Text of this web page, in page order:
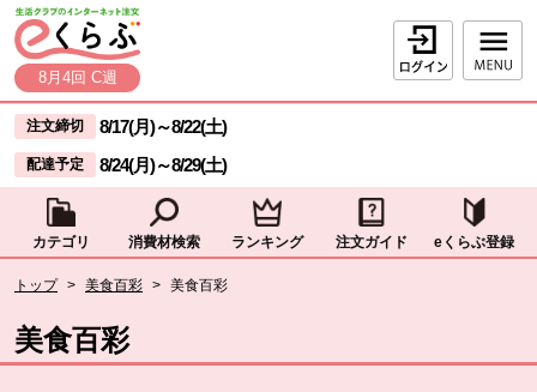
ページの先頭です。
本文へジャンプする。
8月4回 C週
ログイン
ここからサイト内共通メニューです。
サイト内共通メニューをスキップする
注文締切 8/17(月)～8/22(土)
配達予定 8/24(月)～8/29(土)
カテゴリ 消費材検索 ランキング 注文ガイド eくらぶ登録
トップ > 美食百彩 > 美食百彩
美食百彩